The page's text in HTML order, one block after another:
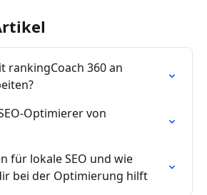
rankingCoach 360 an
Optimierer von
für lokale SEO und wie
bei der Optimierung hilft